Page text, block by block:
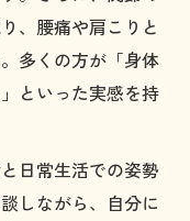
、腰痛や肩こりと
多くの方が「身体
といった実感を持
日常生活での姿勢
しながら、自分に